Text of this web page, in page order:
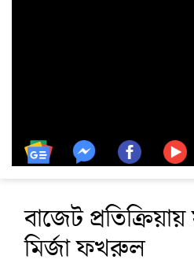
বাজেট
মির্জা ফখরুল